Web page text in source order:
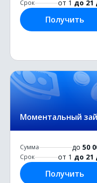
Срок от 1 до 21
Получить
Моментальный
Сумма до 50
Срок от 1 до 21
Получить